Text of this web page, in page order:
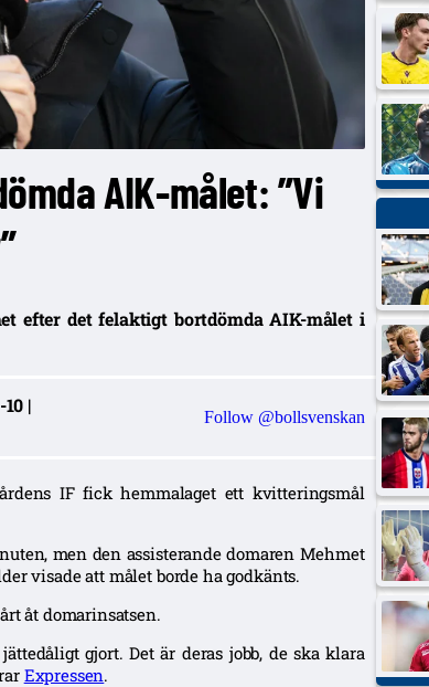
AIK-målet: ”Vi
efter det felaktigt bortdömda AIK-målet i
|
Follow @bollsvenskan
IF fick hemmalaget ett kvitteringsmål
men den assisterande domaren Mehmet
visade att målet borde ha godkänts.
åt domarinsatsen.
gjort. Det är deras jobb, de ska klara
Expressen.